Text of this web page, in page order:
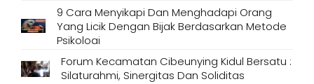
9 Cara Menyikapi Dan Menghadapi Orang
Yang Licik Dengan Bijak Berdasarkan Metode
Psikologi
Forum Kecamatan Cibeunying Kidul Bersatu :
Silaturahmi, Sinergitas Dan Soliditas